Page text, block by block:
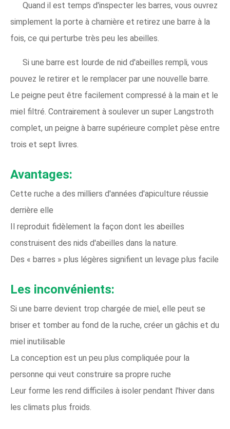
Quand il est temps d'inspecter les barres, vous ouvrez
simplement la porte à charnière et retirez une barre à la
fois, ce qui perturbe très peu les abeilles.
Si une barre est lourde de nid d'abeilles rempli, vous
pouvez le retirer et le remplacer par une nouvelle barre.
Le peigne peut être facilement compressé à la main et le
miel filtré. Contrairement à soulever un super Langstroth
complet, un peigne à barre supérieure complet pèse entre
trois et sept livres.
Avantages:
Cette ruche a des milliers d'années d'apiculture réussie
derrière elle
Il reproduit fidèlement la façon dont les abeilles
construisent des nids d'abeilles dans la nature.
Des « barres » plus légères signifient un levage plus facile
Les inconvénients:
Si une barre devient trop chargée de miel, elle peut se
briser et tomber au fond de la ruche, créer un gâchis et du
miel inutilisable
La conception est un peu plus compliquée pour la
personne qui veut construire sa propre ruche
Leur forme les rend difficiles à isoler pendant l'hiver dans
les climats plus froids.